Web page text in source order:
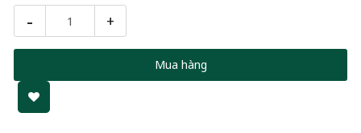
- +
Mua hàng